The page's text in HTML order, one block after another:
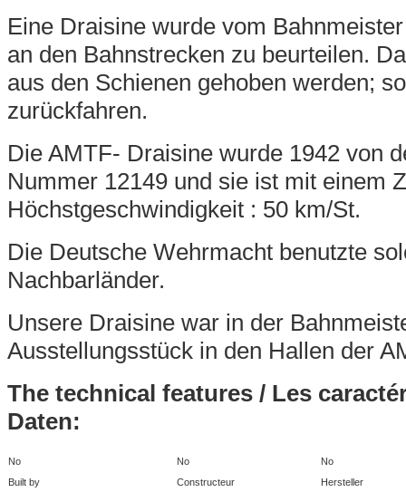
Eine Draisine wurde vom
an den Bahnstrecken zu beurteilen.
aus den Schienen gehoben werden;
zurückfahren.
Die AMTF- Draisine wurde 1942 von
Nummer 12149 und sie ist mit einem
Höchstgeschwindigkeit : 50 km/St.
Die Deutsche Wehrmacht benutzte
Nachbarländer.
Unsere Draisine war in der
Ausstellungsstück in den Hallen der
The technical features / Les
Daten:
No No
No
Built by
Constructeur
Hersteller